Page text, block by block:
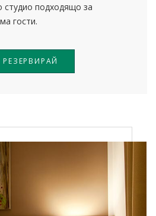
студио подходящо за
гости.
РЕЗЕРВИРАЙ